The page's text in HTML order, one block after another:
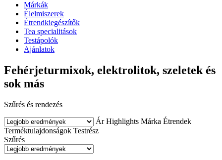
Márkák
Élelmiszerek
Étrendkiegészítők
Tea specialitások
Testápolók
Ajánlatok
Fehérjeturmixok, elektrolitok, szeletek és
sok más
Szűrés és rendezés
Ár Highlights Márka Étrendek
Terméktulajdonságok Testrész
Szűrés